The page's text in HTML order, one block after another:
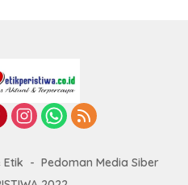
Etik
Pedoman Media Siber